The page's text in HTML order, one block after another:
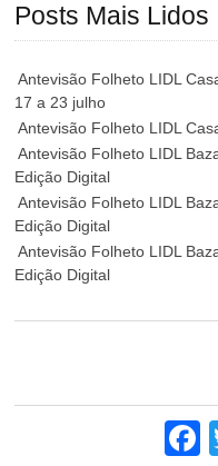
Posts Mais Lidos
Antevisão Folheto LIDL
17 a 23 julho
Antevisão Folheto LIDL
Antevisão Folheto LIDL
Edição Digital
Antevisão Folheto LIDL
Edição Digital
Antevisão Folheto LIDL
Edição Digital
Comentários